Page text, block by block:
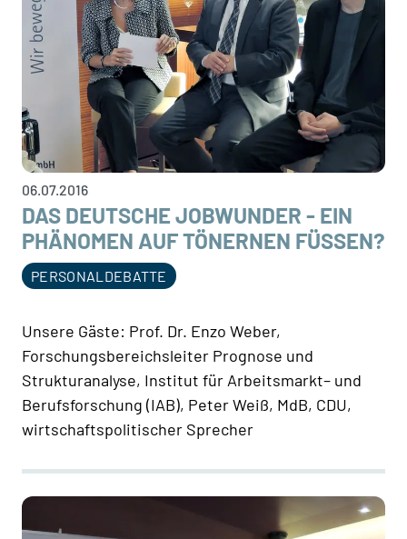
06.07.2016
DAS DEUTSCHE JOBWUNDER - EIN
PHÄNOMEN AUF TÖNERNEN FÜSSEN?
PERSONALDEBATTE
Unsere Gäste: Prof. Dr. Enzo Weber,
Forschungsbereichsleiter Prognose und
Strukturanalyse, Institut für Arbeitsmarkt– und
Berufsforschung (IAB), Peter Weiß, MdB, CDU,
wirtschaftspolitischer Sprecher